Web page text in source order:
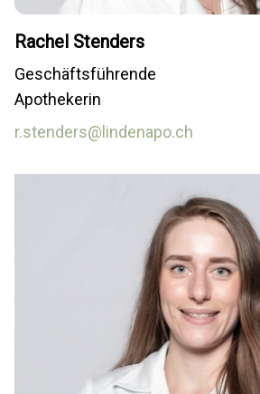
Rachel Stenders
Geschäftsführende
Apothekerin
r.stenders@lindenapo.ch